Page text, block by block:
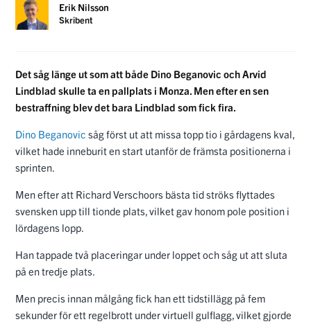
Erik Nilsson
Skribent
Det såg länge ut som att både Dino Beganovic och Arvid
Lindblad skulle ta en pallplats i Monza. Men efter en sen
bestraffning blev det bara Lindblad som fick fira.
Dino Beganovic såg först ut att missa topp tio i gårdagens kval,
vilket hade inneburit en start utanför de främsta positionerna i
sprinten.
Men efter att Richard Verschoors bästa tid ströks flyttades
svensken upp till tionde plats, vilket gav honom pole position i
lördagens lopp.
Han tappade två placeringar under loppet och såg ut att sluta
på en tredje plats.
Men precis innan målgång fick han ett tidstillägg på fem
sekunder för ett regelbrott under virtuell gulflagg, vilket gjorde